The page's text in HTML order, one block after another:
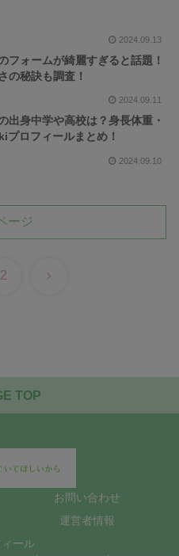
2024.09.13
フォームが綺麗すぎると話題！
の秘訣も調査！
2024.09.11
出身中学や高校は？身長体重・
プロフィールまとめ！
2024.09.10
ージ
2 次
TOP
お問い合わせ
運営者情報
ール